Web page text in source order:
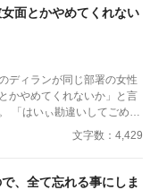
子がおかしくなった。 あれ
言い出したのだ。 それま
のに。 半年後――。 オリ
婚式が間近に迫ったある
が欲しいと言い出した。
しまい…… 最後はハ
投稿サイトでも掲載しています。
面とかやめてくれない
ディランが同じ部署の女性
かやめてくれないか」と言
「はいぃ勘違いしてごめん
テラ。 何故なら彼女も一週
たから……。 一話完結
字脱字、ごめんなさい！←
文字数：4,429
、全て忘れる事にしま